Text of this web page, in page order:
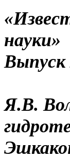
науки»
Выпуск
Я.В.